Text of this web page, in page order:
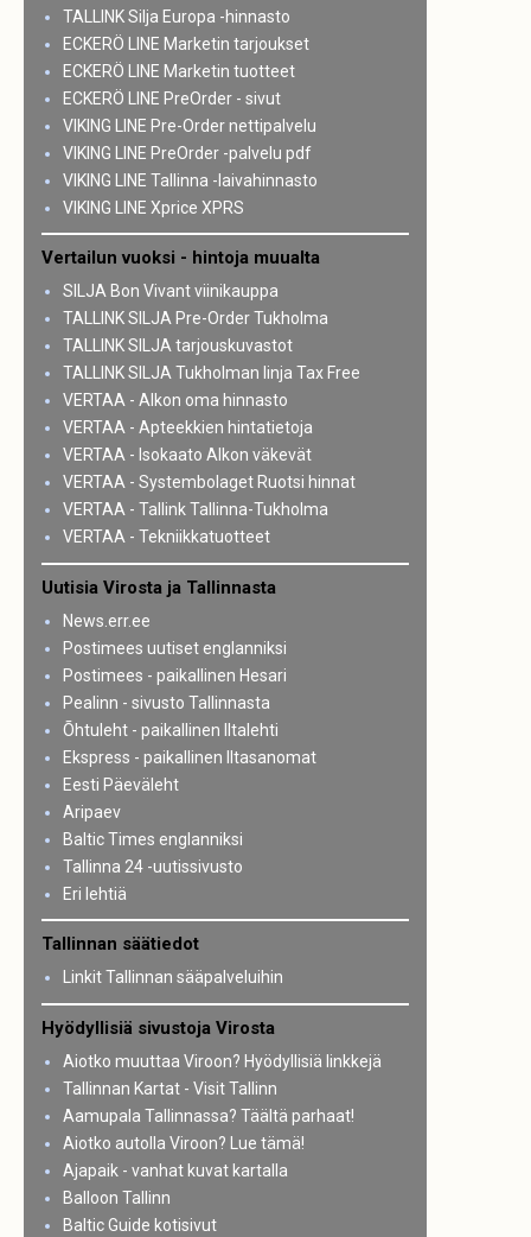
TALLINK Silja Europa -hinnasto
ECKERÖ LINE Marketin tarjoukset
ECKERÖ LINE Marketin tuotteet
ECKERÖ LINE PreOrder - sivut
VIKING LINE Pre-Order nettipalvelu
VIKING LINE PreOrder -palvelu pdf
VIKING LINE Tallinna -laivahinnasto
VIKING LINE Xprice XPRS
Vertailun vuoksi - hintoja muualta
SILJA Bon Vivant viinikauppa
TALLINK SILJA Pre-Order Tukholma
TALLINK SILJA tarjouskuvastot
TALLINK SILJA Tukholman linja Tax Free
VERTAA - Alkon oma hinnasto
VERTAA - Apteekkien hintatietoja
VERTAA - Isokaato Alkon väkevät
VERTAA - Systembolaget Ruotsi hinnat
VERTAA - Tallink Tallinna-Tukholma
VERTAA - Tekniikkatuotteet
Uutisia Virosta ja Tallinnasta
News.err.ee
Postimees uutiset englanniksi
Postimees - paikallinen Hesari
Pealinn - sivusto Tallinnasta
Õhtuleht - paikallinen Iltalehti
Ekspress - paikallinen Iltasanomat
Eesti Päeväleht
Aripaev
Baltic Times englanniksi
Tallinna 24 -uutissivusto
Eri lehtiä
Tallinnan säätiedot
Linkit Tallinnan sääpalveluihin
Hyödyllisiä sivustoja Virosta
Aiotko muuttaa Viroon? Hyödyllisiä linkkejä
Tallinnan Kartat - Visit Tallinn
Aamupala Tallinnassa? Täältä parhaat!
Aiotko autolla Viroon? Lue tämä!
Ajapaik - vanhat kuvat kartalla
Balloon Tallinn
Baltic Guide kotisivut